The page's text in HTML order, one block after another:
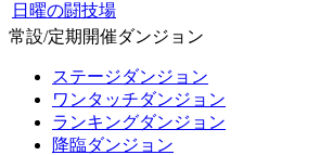
日曜の闘技場
常設/定期開催ダンジョン
ステージダンジョン
ワンタッチダンジョン
ランキングダンジョン
降臨ダンジョン